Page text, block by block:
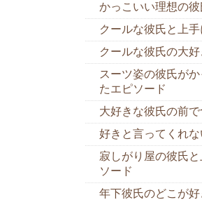
かっこいい理想の
クールな彼氏と上
クールな彼氏の大
スーツ姿の彼氏が
たエピソード
大好きな彼氏の前
好きと言ってくれな
寂しがり屋の彼氏
ソード
年下彼氏のどこが